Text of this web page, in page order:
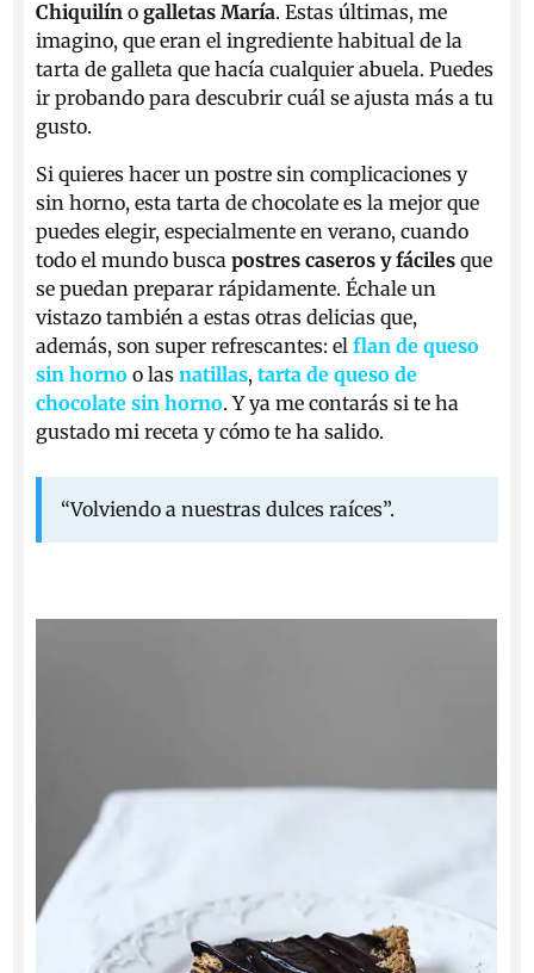
Chiquilín o galletas María. Estas últimas, me
imagino, que eran el ingrediente habitual de la
tarta de galleta que hacía cualquier abuela. Puedes
ir probando para descubrir cuál se ajusta más a tu
gusto.
Si quieres hacer un postre sin complicaciones y
sin horno, esta tarta de chocolate es la mejor que
puedes elegir, especialmente en verano, cuando
todo el mundo buscapostres caseros y fáciles que
se puedan preparar rápidamente. Échale un
vistazo también a estas otras delicias que,
además, son super refrescantes: elflan de queso
sin horno o lasnatillas,tarta de queso de
chocolate sin horno. Y ya me contarás si te ha
gustado mi receta y cómo te ha salido.
“Volviendo a nuestras dulces raíces”.